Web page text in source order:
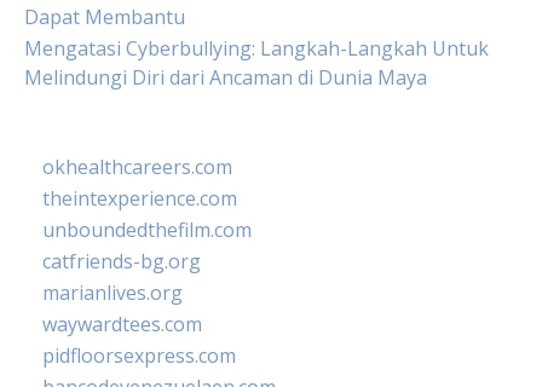
Dapat Membantu
Mengatasi Cyberbullying: Langkah-Langkah Untuk
Melindungi Diri dari Ancaman di Dunia Maya
okhealthcareers.com
theintexperience.com
unboundedthefilm.com
catfriends-bg.org
marianlives.org
waywardtees.com
pidfloorsexpress.com